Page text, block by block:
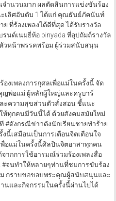
จำนวนมาก ผลตัดสินการแข่งขันร้อง
ะเลิศอันดับ 1 ได้แก่ คุณธันย์ภัคนันท์
ที่ร้องเพลงได้ดีที่สุด ได้รับรางวัล
นด์เนมยี่ห้อ pinyada ที่อุปถัมถ์รางวัล
วหน้าพรรคพร้อม ผู้ร่วมสนับสนุน
งเพลงการกุศลเพื่อแม่ในครั้งนี้ จัด
พ่อแม่ ผู้หลักผู้ใหญ่และครูบาร์
ะความสุขส่วนตัวสั่งสอน ชี้แนะ
ห้ทุกคนมีวันนี้ได้ ด้วยสังคมสมัยใหม่
#ดังกรณีข่าวดังนักเรียนชายทำร้าย
นี้เสมือนเป็นการเตือนจิตเตือนใจ
พื่อแม่ในครั้งนี้ศิลปินจิตอาสาทุกคน
จากการใช้อารมณ์ร่วมร้องเพลงสื่อ
จนทำให้หลายๆท่านที่ชมการขับร้อง
กราบขอขอบพระคุณผู้สนับสนุนและ
นและกิจกรรมในครั้งนี้ผ่านไปได้